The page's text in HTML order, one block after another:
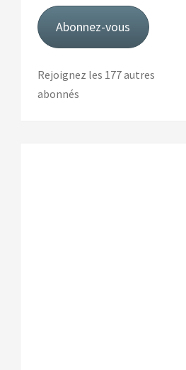
mail
Abonnez-vous
Rejoignez les 177 autres
abonnés